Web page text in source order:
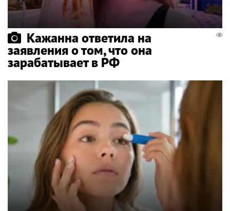
Кажанна ответила на
заявления о том, что она
зарабатывает в РФ